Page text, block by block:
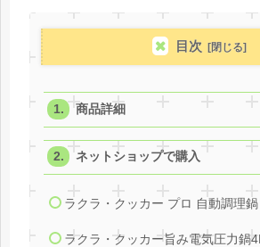
目次
商品詳細
ネットショップで購入
ラクラ・クッカー プロ 自動調理鍋
ラクラ・クッカー旨み電気圧力鍋4L